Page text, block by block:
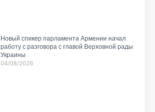
Новый спикер парламента Армении начал
работу с разговора с главой Верховной рады
Украины
04/08/2026